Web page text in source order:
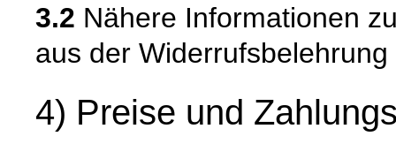
3.2 Nähere Informationen
aus der
4) Preise und